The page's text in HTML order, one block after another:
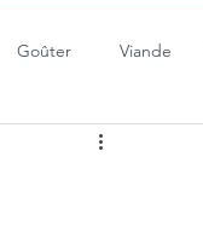
Goûter Viande